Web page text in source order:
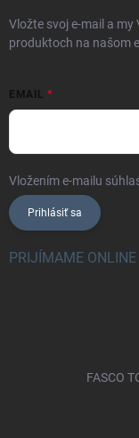
Vložte svoj e-mail a
produktoch na našom
EMAIL
Vložením e-mailu
Prihlásiť sa
PRIJÍMAME
FASCO